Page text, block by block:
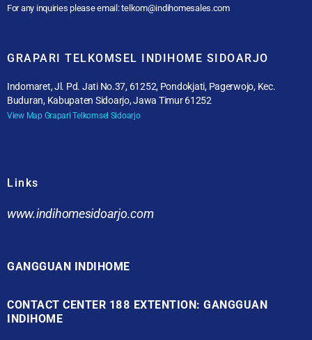
For any inquiries please email: telkom@indihomesales.com
GRAPARI TELKOMSEL INDIHOME SIDOARJO
Indomaret, Jl. Pd. Jati No.37, 61252, Pondokjati, Pagerwojo, Kec.
Buduran, Kabupaten Sidoarjo, Jawa Timur 61252
View Map Grapari Telkomsel Sidoarjo
Links
www.indihomesidoarjo.com
GANGGUAN INDIHOME
CONTACT CENTER 188 EXTENTION: GANGGUAN
INDIHOME